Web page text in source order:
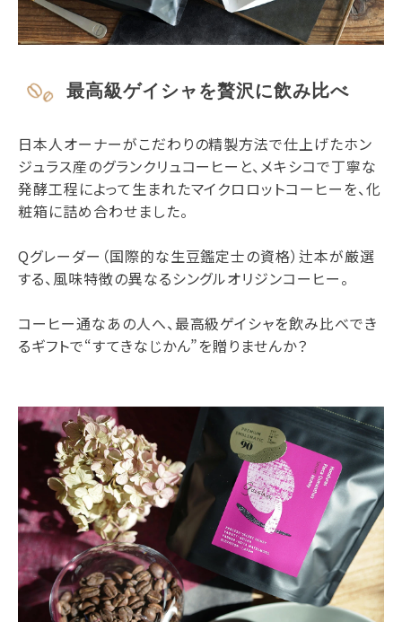
最高級ゲイシャを贅沢に飲み比べ
日本人オーナーがこだわりの精製方法で仕上げたホン
ジュラス産のグランクリュコーヒーと、メキシコで丁寧な
発酵工程によって生まれたマイクロロットコーヒーを、化
粧箱に詰め合わせました。
Qグレーダー（国際的な生豆鑑定士の資格）辻本が厳選
する、風味特徴の異なるシングルオリジンコーヒー。
コーヒー通なあの人へ、最高級ゲイシャを飲み比べでき
るギフトで“すてきなじかん”を贈りませんか？